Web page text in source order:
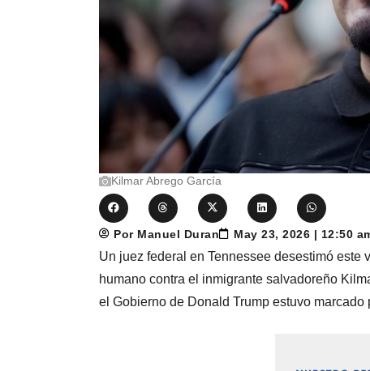
Kilmar Abrego García
Por Manuel Duran May 23, 2026 | 12:50
Un juez federal en Tennessee desestimó
humano contra el inmigrante salvadoreño
el Gobierno de Donald Trump estuvo marcado